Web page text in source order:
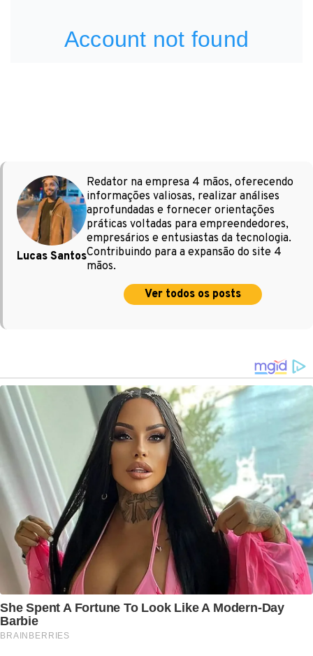
Lucas Santos
Redator na empresa 4 mãos, oferecendo
informações valiosas, realizar análises
aprofundadas e fornecer orientações
práticas voltadas para empreendedores,
empresários e entusiastas da tecnologia.
Contribuindo para a expansão do site 4
mãos.
Ver todos os posts